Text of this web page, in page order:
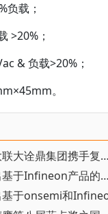
负载；
>20%；
& 负载>20%；
。
▪ 赋能产业数字化：大联大诠鼎集团携手复旦微电子成功举办RFID与传感协同研讨会
▪ 大联大品佳集团推出基于Infineon产品的电机控制器方案